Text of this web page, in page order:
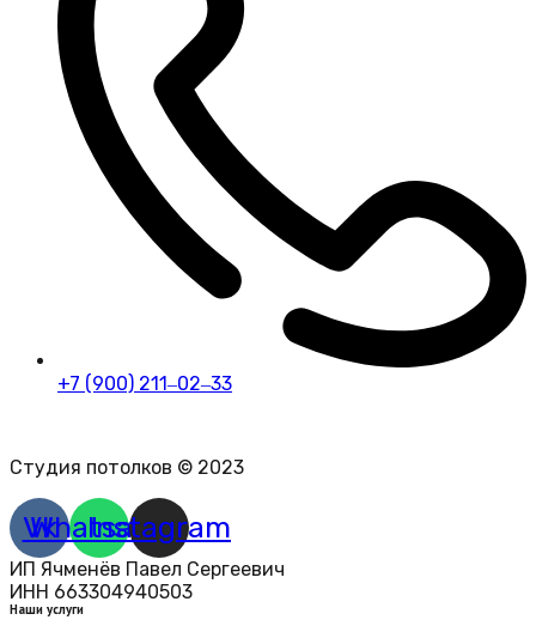
+7 (900) 211‒02‒33
Студия потолков © 2023
Vk
Whatsapp
Instagram
ИП Ячменёв Павел Сергеевич
ИНН 663304940503
Наши услуги